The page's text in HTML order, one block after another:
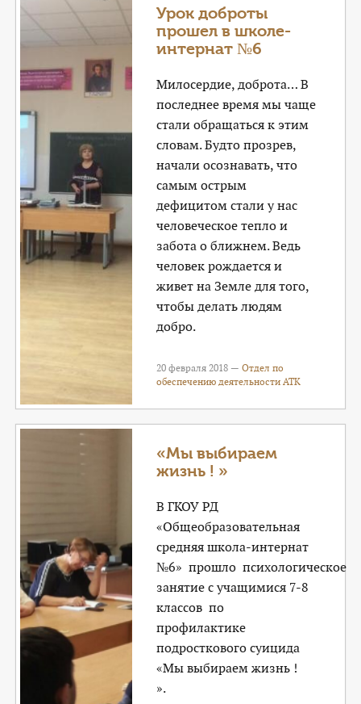
Урок доброты
прошел в школе-
интернат №6
Милосердие, доброта… В
последнее время мы чаще
стали обращаться к этим
словам. Будто прозрев,
начали осознавать, что
самым острым
дефицитом стали у нас
человеческое тепло и
забота о ближнем. Ведь
человек рождается и
живет на Земле для того,
чтобы делать людям
добро.
20 февраля 2018 —Отдел по
обеспечению деятельности АТК
«Мы выбираем
жизнь ! »
В ГКОУ РД
«Общеобразовательная
средняя школа-интернат
№6» прошло психологическое
занятие с учащимися 7-8
классов по
профилактике
подросткового суицида
«Мы выбираем жизнь !
».